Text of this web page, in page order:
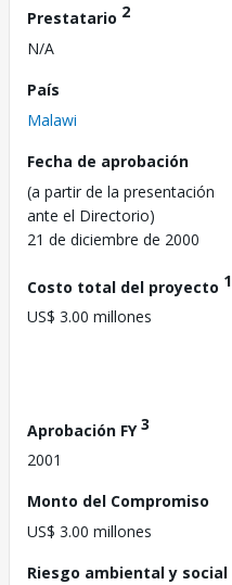
Prestatario 2
N/A
País
Malawi
Fecha de aprobación
(a partir de la presentación
ante el Directorio)
21 de diciembre de 2000
Costo total del proyecto 1
US$ 3.00 millones
Aprobación FY3
2001
Monto del Compromiso
US$ 3.00 millones
Riesgo ambiental y social